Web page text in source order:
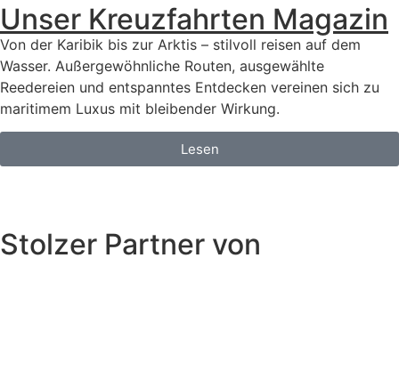
Unser Kreuzfahrten Magazin
Von der Karibik bis zur Arktis – stilvoll reisen auf dem
Wasser. Außergewöhnliche Routen, ausgewählte
Reedereien und entspanntes Entdecken vereinen sich zu
maritimem Luxus mit bleibender Wirkung.
Lesen
Stolzer Partner von